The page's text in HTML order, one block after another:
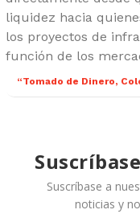
liquidez hacia
los proyectos de
función de los
“Tomado de Dinero,
Suscríbase a
noticias y